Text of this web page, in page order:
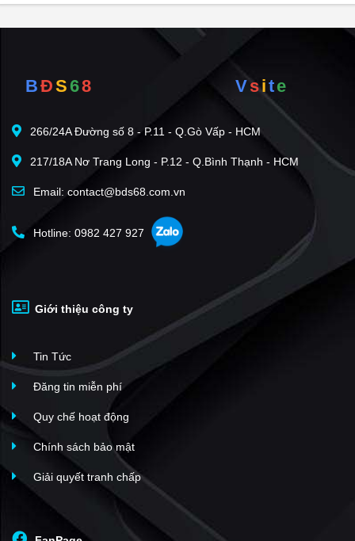
BĐS68 Vsite
266/24A Đường số 8 - P.11 - Q.Gò Vấp - HCM
217/18A Nơ Trang Long - P.12 - Q.Bình Thạnh - HCM
Email: contact@bds68.com.vn
Hotline: 0982 427 927
Giới thiệu công ty
Tin Tức
Đăng tin miễn phí
Quy chế hoạt động
Chính sách bảo mật
Giải quyết tranh chấp